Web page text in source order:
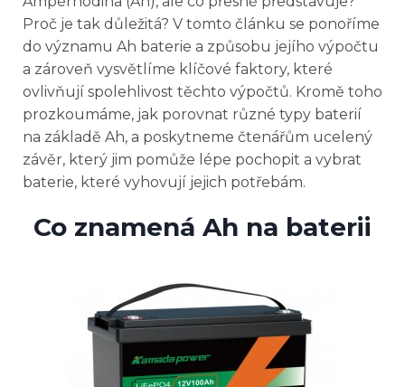
Proč je tak důležitá? V tomto článku se ponoříme
do významu Ah baterie a způsobu jejího výpočtu
a zároveň vysvětlíme klíčové faktory, které
ovlivňují spolehlivost těchto výpočtů. Kromě toho
prozkoumáme, jak porovnat různé typy baterií
na základě Ah, a poskytneme čtenářům ucelený
závěr, který jim pomůže lépe pochopit a vybrat
baterie, které vyhovují jejich potřebám.
Co znamená Ah na baterii